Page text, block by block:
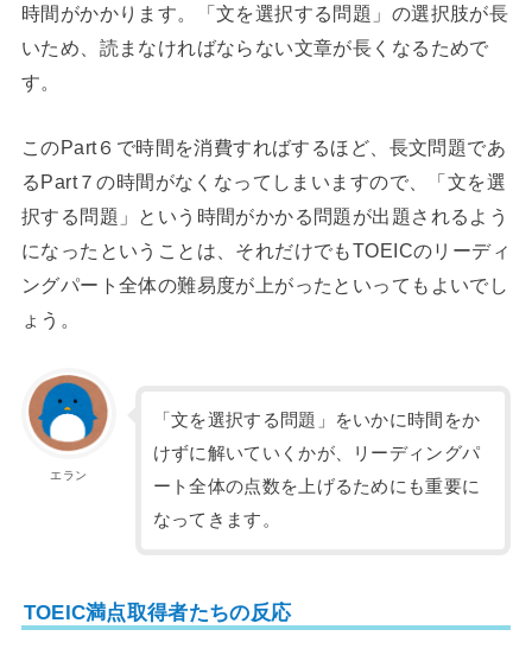
時間がかかります。「文を選択する問題」の選択肢が長
いため、読まなければならない文章が長くなるためで
す。
このPart６で時間を消費すればするほど、長文問題であ
るPart７の時間がなくなってしまいますので、「文を選
択する問題」という時間がかかる問題が出題されるよう
になったということは、それだけでもTOEICのリーディ
ングパート全体の難易度が上がったといってもよいでし
ょう。
エラン
「文を選択する問題」をいかに時間をか
けずに解いていくかが、リーディングパ
ート全体の点数を上げるためにも重要に
なってきます。
TOEIC満点取得者たちの反応